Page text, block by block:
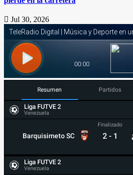
Jul 30, 2026
Resumen Partidos
Liga FUTVE 2
Venezuela
Barquisimeto SC
Finalizado
2 - 1
Liga FUTVE 2
Venezuela